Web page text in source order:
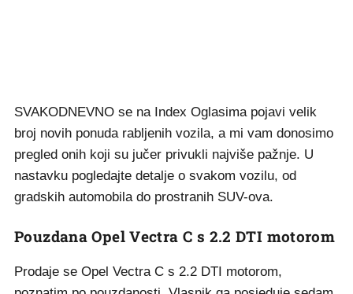
SVAKODNEVNO se na Index Oglasima pojavi velik
broj novih ponuda rabljenih vozila, a mi vam donosimo
pregled onih koji su jučer privukli najviše pažnje. U
nastavku pogledajte detalje o svakom vozilu, od
gradskih automobila do prostranih SUV-ova.
Pouzdana Opel Vectra C s 2.2 DTI motorom
Prodaje se Opel Vectra C s 2.2 DTI motorom,